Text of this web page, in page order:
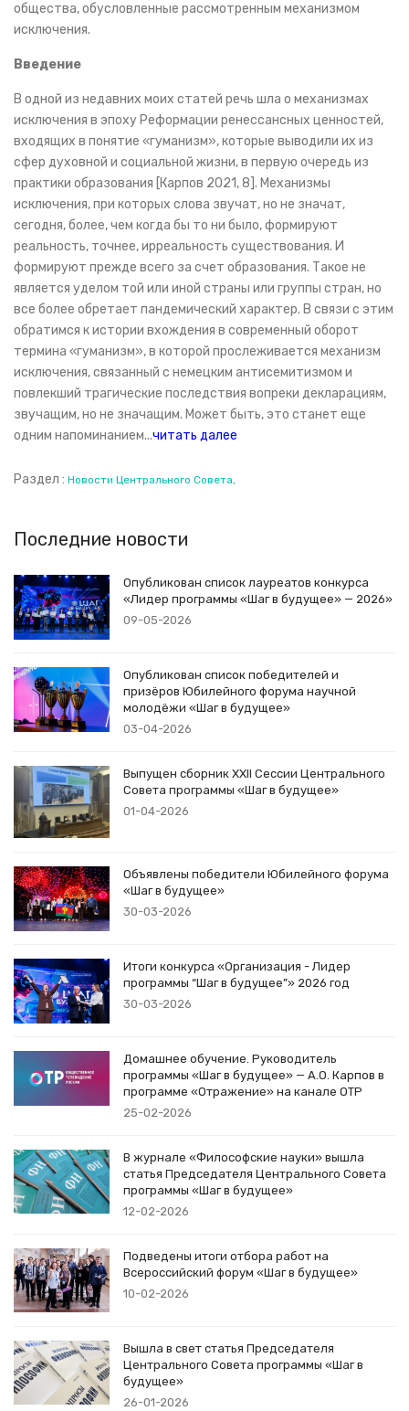
общества, обусловленные рассмотренным механизмом
исключения.
Введение
В одной из недавних моих статей речь шла о механизмах
исключения в эпоху Реформации ренессансных ценностей,
входящих в понятие «гуманизм», которые выводили их из
сфер духовной и социальной жизни, в первую очередь из
практики образования [Карпов 2021, 8]. Механизмы
исключения, при которых слова звучат, но не значат,
сегодня, более, чем когда бы то ни было, формируют
реальность, точнее, ирреальность существования. И
формируют прежде всего за счет образования. Такое не
является уделом той или иной страны или группы стран, но
все более обретает пандемический характер. В связи с этим
обратимся к истории вхождения в современный оборот
термина «гуманизм», в которой прослеживается механизм
исключения, связанный с немецким антисемитизмом и
повлекший трагические последствия вопреки декларациям,
звучащим, но не значащим. Может быть, это станет еще
одним напоминанием...читать далее
Раздел : Новости Центрального Совета
Последние новости
Опубликован список лауреатов конкурса
«Лидер программы «Шаг в будущее» — 2026»
09-05-2026
Опубликован список победителей и
призёров Юбилейного форума научной
молодёжи «Шаг в будущее»
03-04-2026
Выпущен сборник XXII Сессии Центрального
Совета программы «Шаг в будущее»
01-04-2026
Объявлены победители Юбилейного форума
«Шаг в будущее»
30-03-2026
Итоги конкурса «Организация - Лидер
программы “Шаг в будущее”» 2026 год
30-03-2026
Домашнее обучение. Руководитель
программы «Шаг в будущее» — А.О. Карпов в
программе «Отражение» на канале ОТР
25-02-2026
В журнале «Философские науки» вышла
статья Председателя Центрального Совета
программы «Шаг в будущее»
12-02-2026
Подведены итоги отбора работ на
Всероссийский форум «Шаг в будущее»
10-02-2026
Вышла в свет статья Председателя
Центрального Совета программы «Шаг в
будущее»
26-01-2026